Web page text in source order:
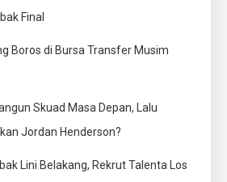
Final
Boros di Bursa Transfer Musim
Skuad Masa Depan, Lalu
Jordan Henderson?
Lini Belakang, Rekrut Talenta Los